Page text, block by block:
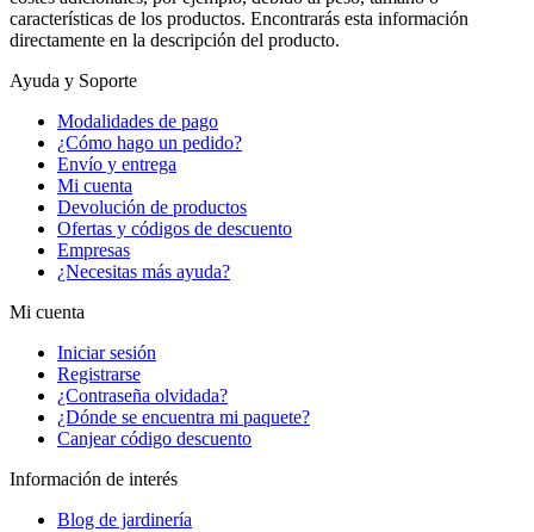
características de los productos. Encontrarás esta información
directamente en la descripción del producto.
Ayuda y Soporte
Modalidades de pago
¿Cómo hago un pedido?
Envío y entrega
Mi cuenta
Devolución de productos
Ofertas y códigos de descuento
Empresas
¿Necesitas más ayuda?
Mi cuenta
Iniciar sesión
Registrarse
¿Contraseña olvidada?
¿Dónde se encuentra mi paquete?
Canjear código descuento
Información de interés
Blog de jardinería